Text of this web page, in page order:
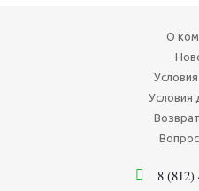
О
Условия
8 (812)